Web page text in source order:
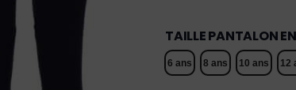
TAILLE PANTALON
6 ans 8 ans 10 ans 12